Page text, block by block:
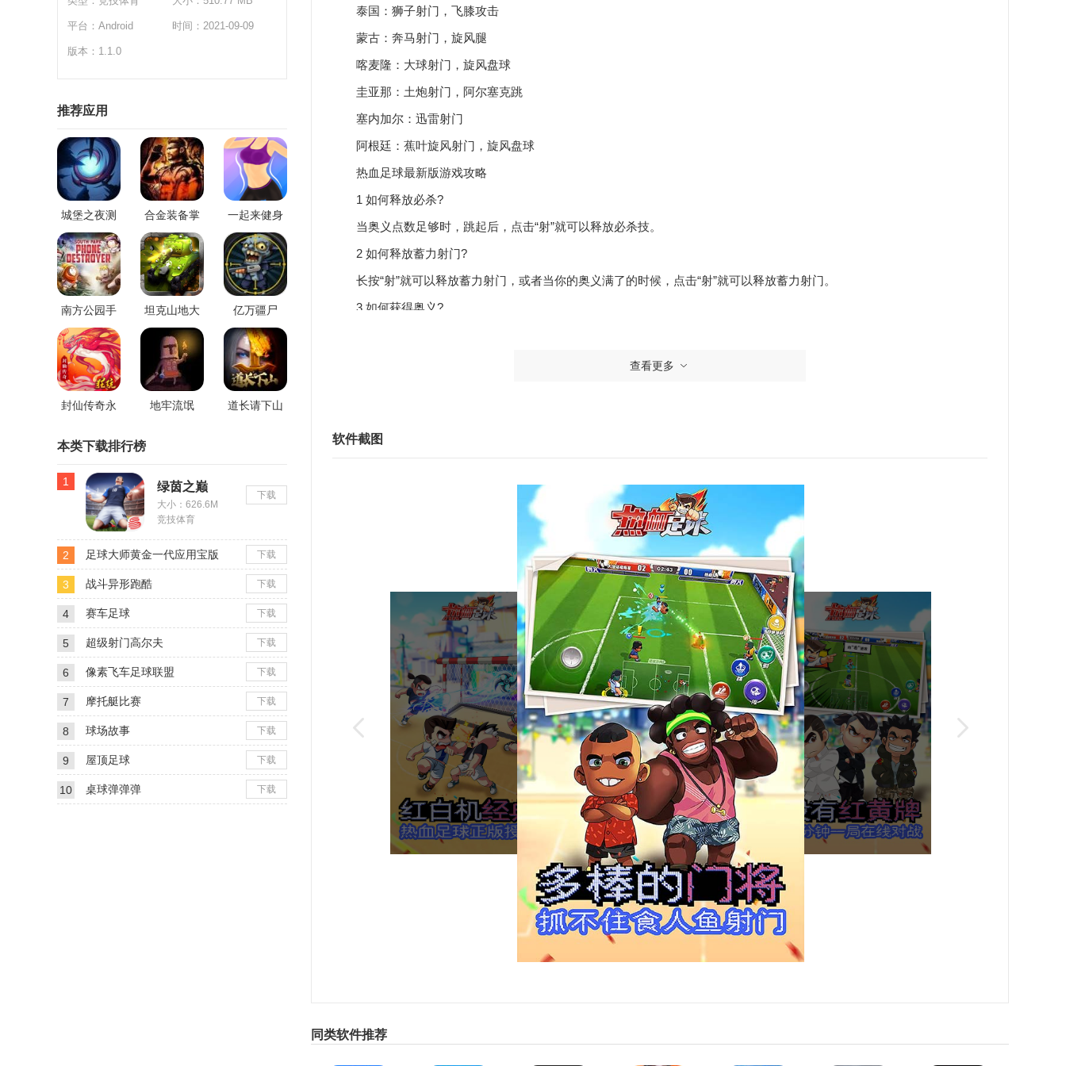
平台：Android 时间：2021-09-09
版本：1.1.0
推荐应用
城堡之夜测
试服
合金装备掌
上行动
一起来健身
南方公园手
机破坏者九
游版
坦克山地大
作战
亿万疆尸
封仙传奇永 地牢流氓 道长请下山
本类下载排行榜
1 绿茵之巅
大小：626.6M
竞技体育
下载
2 足球大师黄金一代应用宝版 下载
3 战斗异形跑酷 下载
4 赛车足球 下载
5 超级射门高尔夫 下载
6 像素飞车足球联盟 下载
7 摩托艇比赛 下载
8 球场故事 下载
9 屋顶足球 下载
10 桌球弹弹弹 下载
泰国：狮子射门，飞膝攻击
蒙古：奔马射门，旋风腿
喀麦隆：大球射门，旋风盘球
圭亚那：土炮射门，阿尔塞克跳
塞内加尔：迅雷射门
阿根廷：蕉叶旋风射门，旋风盘球
热血足球最新版游戏攻略
1 如何释放必杀?
当奥义点数足够时，跳起后，点击“射”就可以释放必杀技。
2 如何释放蓄力射门?
长按“射”就可以释放蓄力射门，或者当你的奥义满了的时候，点击“射”就可以释放蓄力射门。
3 如何获得奥义?
在大名单中，选择已经上阵非队长的队员，在右侧角色信息中，点击“队员”标签，即可将其提升为队长。
在大名单中，从左侧的球员列表中找到向上阵的球员，将其拖拽到布阵界面或者替补席中即可。
比赛结束时，如果你的进球数大于对方的，即可获得比赛的胜利。比赛结果只与进球数有关。
在比赛中，屏幕的中下方为小地图，其中蓝色点的就是队友。
9 如何给角色如何升级?
在“球员信息”界面中，点击角色信息等级后的加号，就可以进入角色升级界面，点击升级道具就可以给角色升级。
10 角色如何解锁特性?
在“球员信息”界面中，点击角色信息中的“特性”分页，点击可解锁特性，花费相应的道具即可解锁。
热血足球最新版游戏特色
1、经典FC游戏重现 追忆童年激情
2、热血源自热爱!当经典BGM再次响起时，影响整整一代人的红白机经典游戏《热血足球》授权手游于7月26日开启安卓
不删档测试。《热血足球》手游是由问世将近30年的经典FC平台游戏《热血足球》系列改编，ARC SYSTEM WORKS授权开
发的休闲足球手游。游戏完美还原与继承了经典作品的操作，玩家在游戏不但能体验到和原作一脉相承的各种射门方式、必杀
技能，也能操控球员使用特有的攻击技能获得球权，仿佛又回到热血足球最为火热的年代
3、可设置重力感应，虚拟按键，全屏模式
4、食人鱼射击，香蕉环射击，全效果进化
5、游戏提供了实时对战模式，玩家与玩家进行竞技，体验不同于传统足球竞技的体验
现，3D精致的画面重制经典场景、人物、技能，熟悉的四键操作，丰富充实的剧情，多元化的真实实时竞技……从视觉体
验，到操作快感，再到竞技激情，全新的游戏体验将让玩家重新回味童年时光的同时，带来极致劲爆的感官冲击
查看更多
软件截图
同类软件推荐